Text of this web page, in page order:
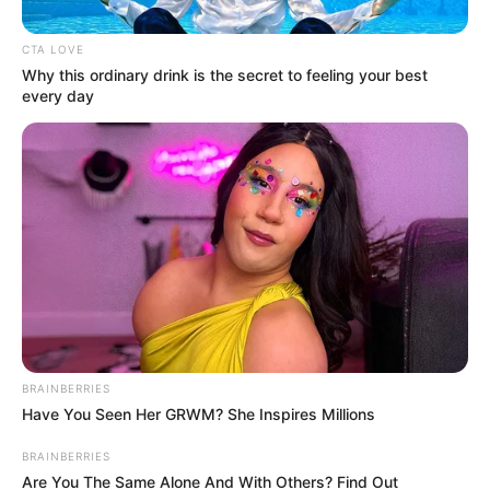
સોમવારે મુંબઈમાં તોફાન અને વરસાદ દરમિયાન એક
વિશાળ હોર્ડિંગ પડી ગયું હતું. આ અકસ્માતમાં 14
લોકોના મોત થયા છે અને 60થી વધુ લોકો ઘાયલ થયા
છે. દેશનું સૌથી મોટું બિલબોર્ડ કેવી રીતે પડ્યું?
બિલબોર્ડના બાંધકામમાં શું ખામીઓ હતી, જેના કારણે
વાવાઝોડા દરમિયાન બિલબોર્ડ તૂટી પડ્યું? 14 નિર્દોષ
લોકોના મોત માટે કોણ જવાબદાર?
CTA LOVE
Why this ordinary drink is the secret to feeling your best
every day
BRAINBERRIES
Have You Seen Her GRWM? She Inspires Millions
BRAINBERRIES
Are You The Same Alone And With Others? Find Out